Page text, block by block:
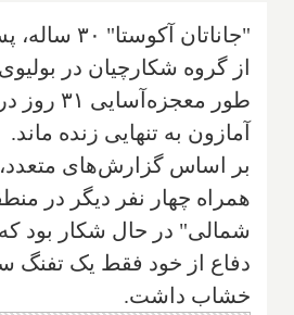
"جاناتان
طور
آمازون به تنهایی زنده ماند.
بر اساس گزارش‌های متعدد،
همراه چهار نفر دیگر در
شمالی" در حال شکار بود
دفاع از خود فقط یک تفنگ
خشاب داشت.